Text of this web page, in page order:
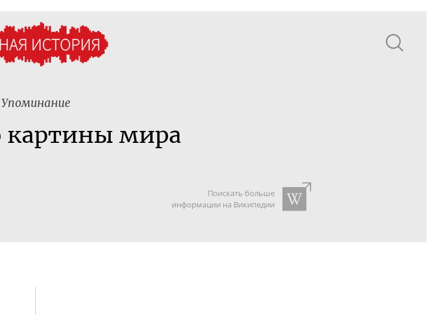
Упоминание
картины мира
Поискать больше
информации на Википедии